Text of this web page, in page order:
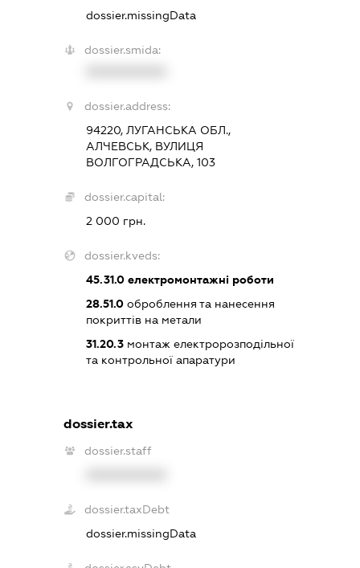
dossier.missingData
dossier.smida:
dossier.address:
94220, ЛУГАНСЬКА ОБЛ.,
АЛЧЕВСЬК, ВУЛИЦЯ
ВОЛГОГРАДСЬКА, 103
dossier.capital:
2 000 грн.
dossier.kveds:
45.31.0 електромонтажні роботи
28.51.0 оброблення та нанесення
покриттів на метали
31.20.3 монтаж електророзподільної
та контрольної апаратури
dossier.tax
dossier.staff
dossier.taxDebt
dossier.missingData